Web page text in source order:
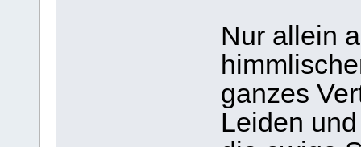
Nur allein
ganzes
Leiden